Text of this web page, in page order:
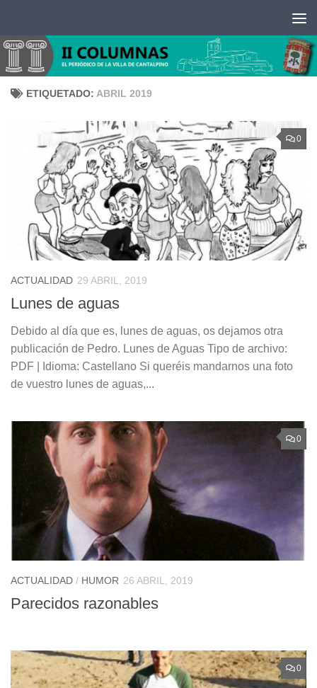
ETIQUETADO: ABRIL 2019
0
ACTUALIDAD 29 ABRIL, 2019
Lunes de aguas
Debido al día que es, lunes de aguas, os dejamos otra
publicación de Pedro. Lunes de Aguas Tipo de archivo:
PDF | Idioma: Castellano Si queréis mandarnos una foto
de vuestro lunes de aguas,...
0
ACTUALIDAD / HUMOR 26 ABRIL, 2019
Parecidos razonables
0